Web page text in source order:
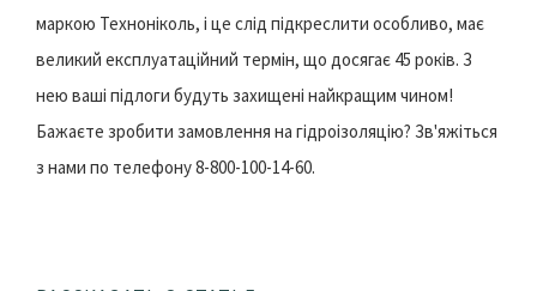
маркою Техноніколь, і це слід підкреслити особливо, має
великий експлуатаційний термін, що досягає 45 років. З
нею ваші підлоги будуть захищені найкращим чином!
Бажаєте зробити замовлення на гідроізоляцію? Зв'яжіться
з нами по телефону 8-800-100-14-60.